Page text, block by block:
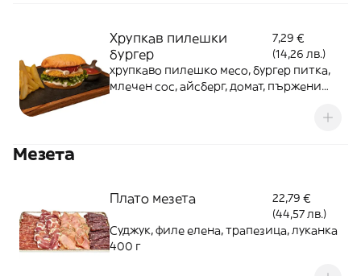
Хрупкав пилешки
бургер
7,29 €
(14,26 лв.)
хрупкаво пилешко месо, бургер питка,
млечен сос, айсберг, домат, пържени
Мезета
Плато мезета
22,79 €
(44,57 лв.)
Суджук, филе елена, трапезица, луканка
400 г